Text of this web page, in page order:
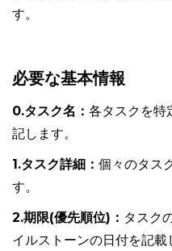
す。
必要な基本情報
0.タスク名： 各タスクを特
記します。
1.タスク詳細： 個々のタス
す。
2.期限(優先順位)： タスク
イルストーンの日付を記載